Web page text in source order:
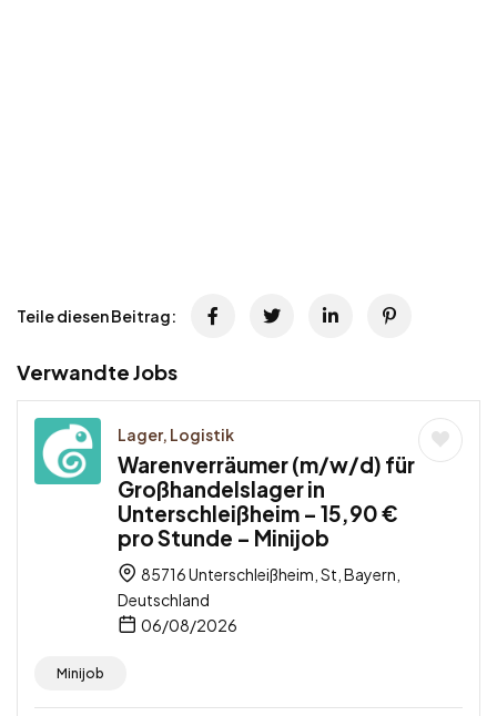
Teile diesen Beitrag:
Verwandte Jobs
Lager, Logistik
Warenverräumer (m/w/d) für
Großhandelslager in
Unterschleißheim – 15,90 €
pro Stunde – Minijob
85716 Unterschleißheim, St, Bayern,
Deutschland
06/08/2026
Minijob